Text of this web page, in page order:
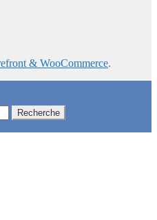
& WooCommerce.
Recherche